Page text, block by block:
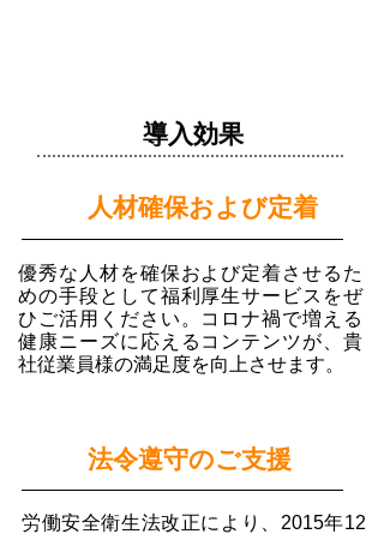
導入効果
人材確保および定着
優秀な人材を確保および定着させるた
めの手段として福利厚生サービスをぜ
ひご活用ください。コロナ禍で増える
健康ニーズに応えるコンテンツが、貴
社従業員様の満足度を向上させます。
法令遵守のご支援
労働安全衛生法改正により、2015年12